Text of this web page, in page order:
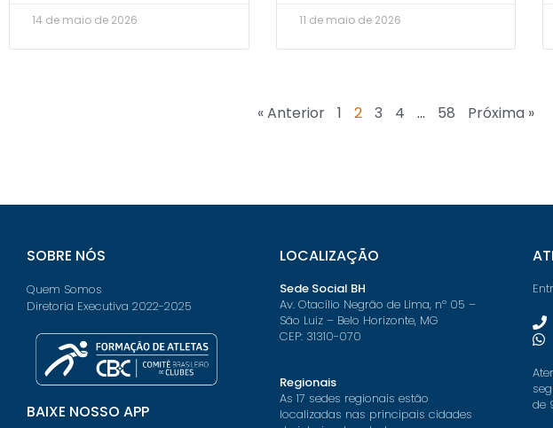
14 de maio de 2026 11 de maio de 2026
« Anterior 1 2 3 4 … 58 Próxima »
SOBRE NÓS
Quem Somos
Diretoria Executiva 2022-2025
BAIXE NOSSO APP
LOCALIZAÇÃO
Sede Social BH
Av. Otacílio Negrão de Lima, nº 05 –
São Luiz – Belo Horizonte, MG
CEP: 31310-070
Regionais
As 17 sedes regionais estão
localizadas nas principais cidades
de